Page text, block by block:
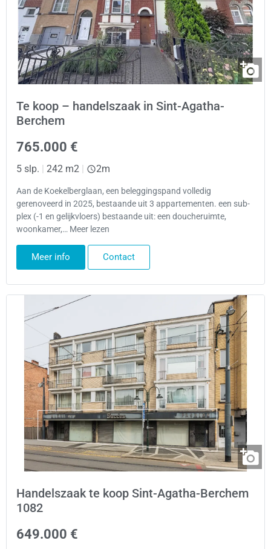
Te koop – handelszaak in Sint-Agatha-
Berchem
765.000 €
5 slp. | 242 m2 | 2m
Aan de Koekelberglaan, een beleggingspand volledig
gerenoveerd in 2025, bestaande uit 3 appartementen. een sub-
plex (-1 en gelijkvloers) bestaande uit: een doucheruimte,
woonkamer,… Meer lezen
Meer info Contact
Handelszaak te koop Sint-Agatha-Berchem
1082
649.000 €